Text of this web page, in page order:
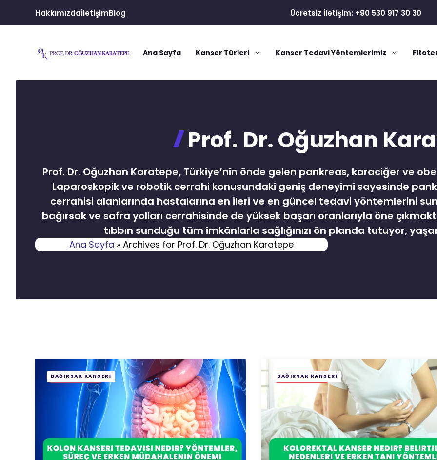
HakkımızdaİletişimBlog Ücretsiz İletişim: +90 530 917 30 30
Ana Sayfa Kanser Türleri Kanser Tedavi Yöntemlerimiz
Prof. Dr. Oğuzhan
Prof. Dr. Oğuzhan Karatepe, Türkiye’nin önde gelen pankreas, karaciğer ve
Laparoskopik ve robotik cerrahi konusundaki geniş deneyimi sayesinde
cerrahisi alanlarında hastalarına en ileri ve en güncel tedavi yöntemlerini
bağırsak ve safra yolları cerrahisinde de yüksek başarı oranlarıyla öne
tıbbın sunduğu tüm imkânlarla sağlığınızı ön planda tutuyor,
Ana Sayfa » Archives for Prof. Dr. Oğuzhan Karatepe
BAĞIRSAK KANSERI BAĞIRSAK KANSERI